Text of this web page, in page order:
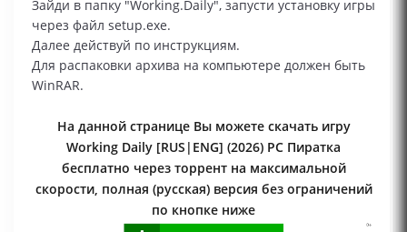
Зайди в папку "Working.Daily", запусти установку игры
через файл setup.exe.
Далее действуй по инструкциям.
Для распаковки архива на компьютере должен быть
WinRAR.
На данной странице Вы можете скачать игру
Working Daily [RUS|ENG] (2026) PC Пиратка
бесплатно через торрент на максимальной
скорости, полная (русская) версия без ограничений
по кнопке ниже